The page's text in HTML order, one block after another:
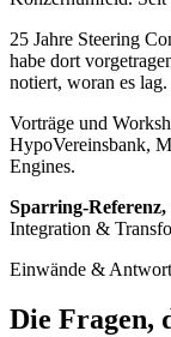
25 Jahre Steering
habe dort
notiert, woran es
Vorträge und
HypoVereinsbank,
Engines.
Sparring-
Integration &
Einwände &
Die Fragen,